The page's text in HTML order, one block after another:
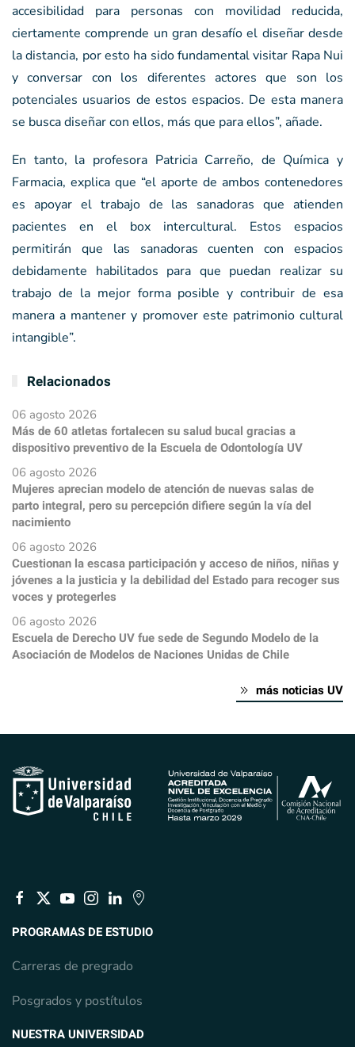
accesibilidad para personas con movilidad reducida,
ciertamente comprende un gran desafío el diseñar desde
la distancia, por esto ha sido fundamental visitar Rapa Nui
y conversar con los diferentes actores que son los
potenciales usuarios de estos espacios. De esta manera
se busca diseñar con ellos, más que para ellos”, añade.
En tanto, la profesora Patricia Carreño, de Química y
Farmacia, explica que “el aporte de ambos contenedores
es apoyar el trabajo de las sanadoras que atienden
pacientes en el box intercultural. Estos espacios
permitirán que las sanadoras cuenten con espacios
debidamente habilitados para que puedan realizar su
trabajo de la mejor forma posible y contribuir de esa
manera a mantener y promover este patrimonio cultural
intangible”.
Relacionados
06 agosto 2026
Más de 60 atletas fortalecen su salud bucal gracias a
dispositivo preventivo de la Escuela de Odontología UV
06 agosto 2026
Mujeres aprecian modelo de atención de nuevas salas de
parto integral, pero su percepción difiere según la vía del
nacimiento
06 agosto 2026
Cuestionan la escasa participación y acceso de niños, niñas y
jóvenes a la justicia y la debilidad del Estado para recoger sus
voces y protegerles
06 agosto 2026
Escuela de Derecho UV fue sede de Segundo Modelo de la
Asociación de Modelos de Naciones Unidas de Chile
más noticias UV
PROGRAMAS DE ESTUDIO
Carreras de pregrado
Posgrados y postítulos
NUESTRA UNIVERSIDAD